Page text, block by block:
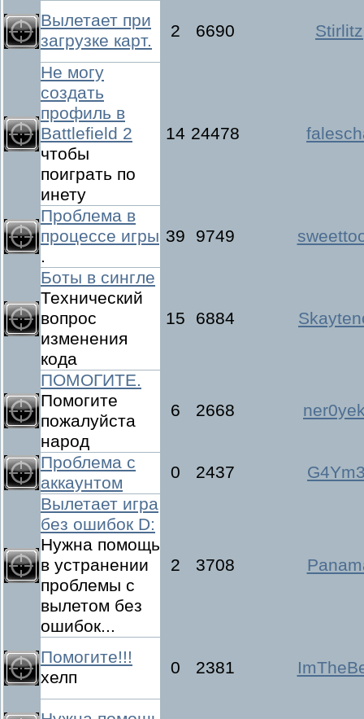
Вылетает при
загрузке карт.
2 6690 Stirlitz
Не могу
создать
профиль в
Battlefield 2
чтобы
поиграть по
инету
14 24478
Проблема в
процессе игры
.
39 9749
Боты в сингле
Технический
вопрос
изменения
кода
15 6884
ПОМОГИТЕ.
Помогите
пожалуйста
народ
6 2668
Проблема с
аккаунтом
0 2437
Вылетает игра
без ошибок D:
Нужна помощь
в устранении
проблемы с
вылетом без
ошибок...
2 3708
Помогите!!!
хелп
0 2381